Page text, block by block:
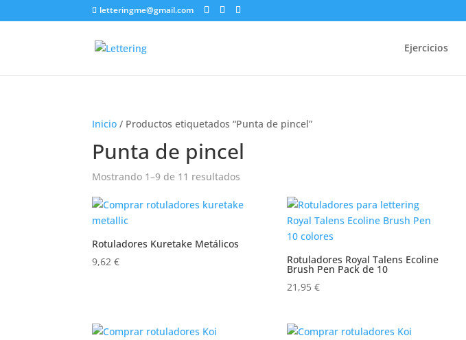
letteringme@gmail.com
Ejercicios
Inicio / Productos etiquetados “Punta de pincel”
Punta de pincel
Mostrando 1–9 de 11 resultados
Rotuladores Kuretake Metálicos
9,62€ Rotuladores Royal Talens Ecoline
Brush Pen Pack de 10
21,95 €